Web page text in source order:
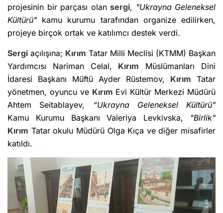
projesinin bir parçası olan sergi, "Ukrayna Geleneksel
Kültürü" kamu kurumu tarafından organize edilirken,
projeye birçok ortak ve katılımcı destek verdi.
Sergi açılışına; Kırım Tatar Milli Meclisi (KTMM) Başkan
Yardımcısı Nariman Celal, Kırım Müslümanları Dini
İdaresi Başkanı Müftü Ayder Rüstemov, Kırım Tatar
yönetmen, oyuncu ve Kırım Evi Kültür Merkezi Müdürü
Ahtem Seitablayev, “Ukrayna Geleneksel Kültürü"
Kamu Kurumu Başkanı Valeriya Levkivska, "Birlik"
Kırım Tatar okulu Müdürü Olga Kıça ve diğer misafirler
katıldı.